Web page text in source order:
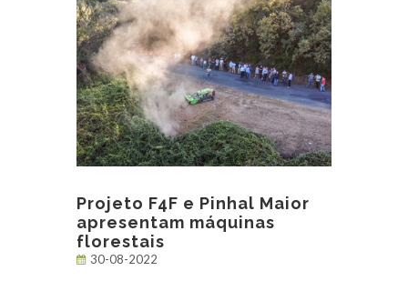
Projeto F4F e Pinhal Maior
apresentam máquinas
florestais
30-08-2022